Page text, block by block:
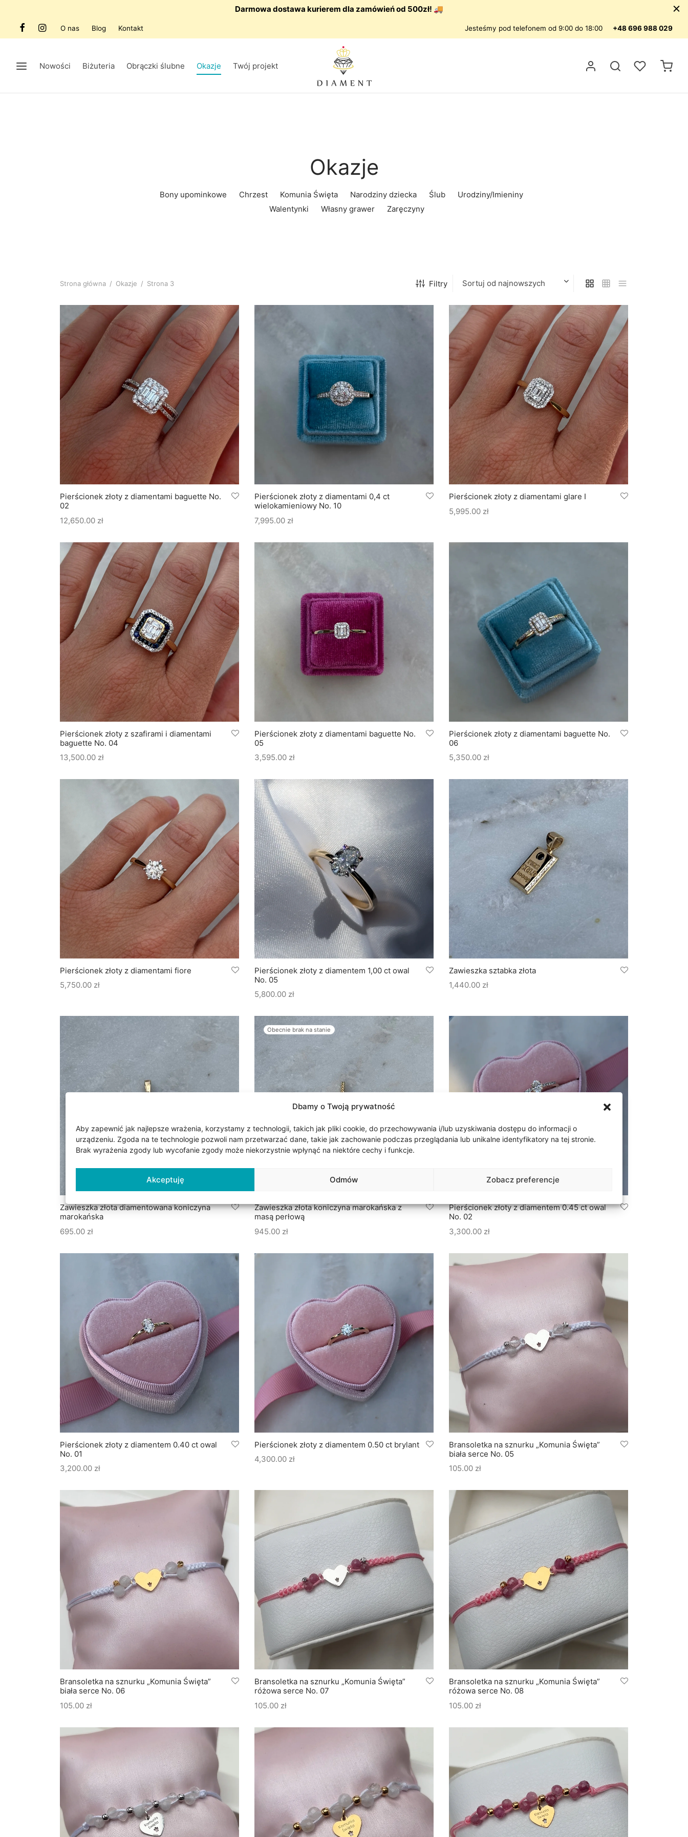
Dbamy o Twoją prywatność
Aby zapewnić jak najlepsze wrażenia, korzystamy z technologii, takich jak pliki cookie, do przechowywania i/lub uzyskiwania dostępu do informacji o
urządzeniu. Zgoda na te technologie pozwoli nam przetwarzać dane, takie jak zachowanie podczas przeglądania lub unikalne identyfikatory na tej stronie.
Brak wyrażenia zgody lub wycofanie zgody może niekorzystnie wpłynąć na niektóre cechy i funkcje.
Akceptuję Odmów Zobacz preferencje
Darmowa dostawa kurierem dla zamówień od 500zł! 🚚
O nas Blog Kontakt Jesteśmy pod telefonem od 9:00 do 18:00 +48 696 988 029
Nowości Biżuteria Obrączki ślubne Okazje Twój projekt
Okazje
Bony upominkowe Chrzest Komunia Święta Narodziny dziecka Ślub
Urodziny/Imieniny
Walentynki
Własny grawer Zaręczyny
Strona główna / Okazje / Strona 3 Filtry Sortuj od najnowszych
Pierścionek złoty z diamentami baguette No.
02
12,650.00 zł
Pierścionek złoty z diamentami 0,4 ct
wielokamieniowy No. 10
7,995.00 zł
Pierścionek złoty z diamentami glare I
5,995.00 zł
Pierścionek złoty z szafirami i diamentami
baguette No. 04
13,500.00 zł
Pierścionek złoty z diamentami baguette No.
05
3,595.00 zł
Pierścionek złoty z diamentami baguette No.
06
5,350.00 zł
Pierścionek złoty z diamentami fiore
5,750.00 zł
Pierścionek złoty z diamentem 1,00 ct owal
No. 05
5,800.00 zł
Zawieszka sztabka złota
1,440.00 zł
Zawieszka złota diamentowana koniczyna
marokańska
695.00 zł
Obecnie brak na stanie
Zawieszka złota koniczyna marokańska z
masą perłową
945.00 zł
Pierścionek złoty z diamentem 0.45 ct owal
No. 02
3,300.00 zł
Pierścionek złoty z diamentem 0.40 ct owal
No. 01
3,200.00 zł
Pierścionek złoty z diamentem 0.50 ct brylant
4,300.00 zł
Bransoletka na sznurku „Komunia Święta”
biała serce No. 05
105.00 zł
Bransoletka na sznurku „Komunia Święta”
biała serce No. 06
105.00 zł
Bransoletka na sznurku „Komunia Święta”
różowa serce No. 07
105.00 zł
Bransoletka na sznurku „Komunia Święta”
różowa serce No. 08
105.00 zł